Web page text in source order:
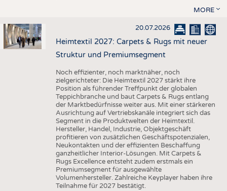
MORE
20.07.2026
Heimtextil 2027: Carpets & Rugs mit neuer
Struktur und Premiumsegment
Noch effizienter, noch marktnäher, noch
zielgerichteter: Die Heimtextil 2027 stärkt ihre
Position als führender Treffpunkt der globalen
Teppichbranche und baut Carpets & Rugs entlang
der Marktbedürfnisse weiter aus. Mit einer stärkeren
Ausrichtung auf Vertriebskanäle integriert sich das
Segment in die Produktwelten der Heimtextil.
Hersteller, Handel, Industrie, Objektgeschäft
profitieren von zusätzlichen Geschäftspotenzialen,
Neukontakten und der effizienten Beschaffung
ganzheitlicher Interior-Lösungen. Mit Carpets &
Rugs Excellence entsteht zudem erstmals ein
Premiumsegment für ausgewählte
Volumenhersteller. Zahlreiche Keyplayer haben ihre
Teilnahme für 2027 bestätigt.